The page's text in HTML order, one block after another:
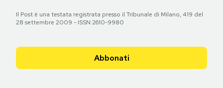
Il Post è una testata registrata presso il Tribunale di Milano, 419 del
28 settembre 2009 - ISSN 2610-9980
Abbonati